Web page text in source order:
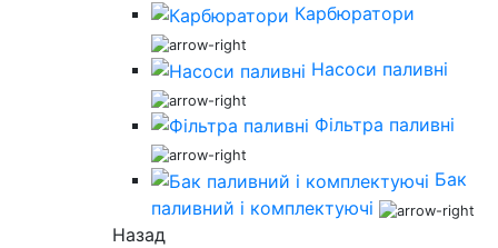
Карбюратори
Насоси паливні
Фільтра паливні
Бак
паливний і комплектуючі
Назад